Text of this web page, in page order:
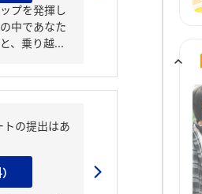
プを発揮し
中であなた
、乗り越...
トの提出はあ